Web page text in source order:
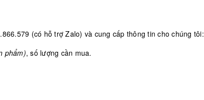
(có hỗ trợ Zalo) và cung cấp thông tin cho chúng tôi:
phẩm), số lượng cần mua.